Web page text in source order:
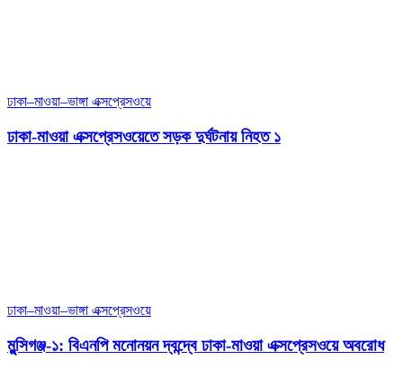
ঢাকা–মাওয়া–ভাঙ্গা এক্সপ্রেসওয়ে
ঢাকা-মাওয়া এক্সপ্রেসওয়েতে সড়ক দুর্ঘটনায় নিহত ১
ঢাকা–মাওয়া–ভাঙ্গা এক্সপ্রেসওয়ে
মুন্সিগঞ্জ-১: বিএনপি মনোনয়ন দ্বন্দ্বে ঢাকা-মাওয়া এক্সপ্রেসওয়ে অবরোধ